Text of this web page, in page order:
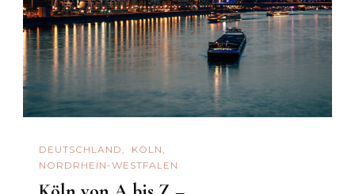
DEUTSCHLAND
KÖLN
NORDRHEIN-WESTFALEN